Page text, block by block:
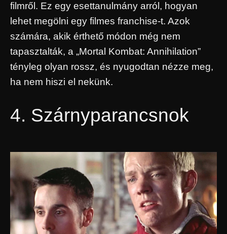
filmről. Ez egy esettanulmány arról, hogyan
lehet megölni egy filmes franchise-t. Azok
számára, akik érthető módon még nem
tapasztalták, a „Mortal Kombat: Annihilation”
tényleg olyan rossz, és nyugodtan nézze meg,
ha nem hiszi el nekünk.
4. Szárnyparancsnok